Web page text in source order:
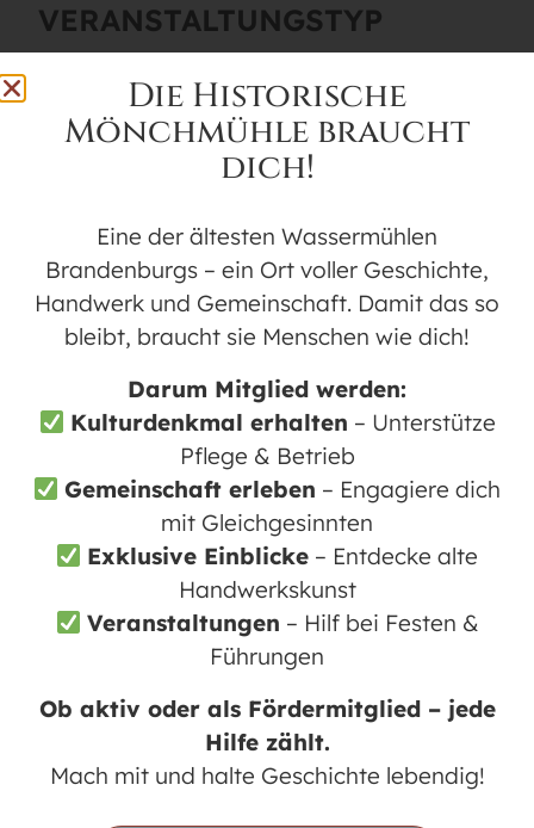
VERANSTALTUNGSTYP
Karte nicht verfügbar
im Hof der historischen Mönchmühle, das
ein perfektes Ziel für eine gemütliche
Auszeit am Sonntagnachmittag bietet.
17:00 Uhr geöffnet. Genießen Sie eine
Auswahl an liebevoll selbstgebackenem
Kuchen und einigen herzhaften Speisen,
die perfekt zu unseren Heiß- und
Kaltgetränken passen.
Ob Sie alleine kommen, zu zweit oder in
einer größeren Gruppe – wir freuen uns
auf Ihren Besuch.Für Gruppen bitten
wir Sie bestmöglich bewirten können.
Erleben Sie entspannte Stunden in
Die Historische
Mönchmühle braucht
dich!
Eine der ältesten Wassermühlen
Brandenburgs – ein Ort voller Geschichte,
Handwerk und Gemeinschaft. Damit das so
bleibt, braucht sie Menschen wie dich!
Darum Mitglied werden:
Kulturdenkmal erhalten – Unterstütze
Pflege & Betrieb
Gemeinschaft erleben – Engagiere dich
mit Gleichgesinnten
Exklusive Einblicke – Entdecke alte
Handwerkskunst
Veranstaltungen – Hilf bei Festen &
Führungen
Ob aktiv oder als Fördermitglied – jede
Hilfe zählt.
Mach mit und halte Geschichte lebendig!